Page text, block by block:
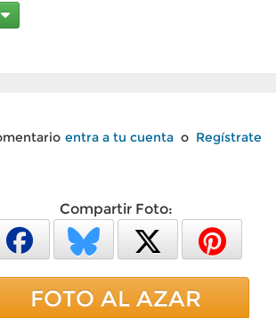
entra a tu cuenta o Regístrate
Compartir Foto:
FOTO AL AZAR